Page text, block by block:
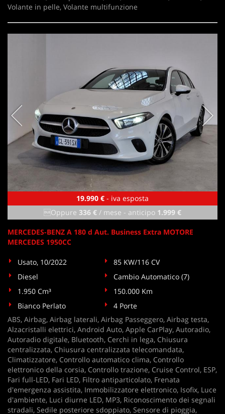
Volante in pelle, Volante multifunzione
19.990 € - iva esposta
Oppure 336 € / mese - anticipo 1.999 €
MERCEDES-BENZ A 180 d Aut. Business Extra MOTORE
MERCEDES 1950CC
Usato, 10/2022
85 KW/116 CV
Diesel
Cambio Automatico (7)
1.950 Cm³
150.000 Km
Bianco Perlato
4 Porte
ABS, Airbag, Airbag laterali, Airbag Passeggero, Airbag testa,
Alzacristalli elettrici, Android Auto, Apple CarPlay, Autoradio,
Autoradio digitale, Bluetooth, Cerchi in lega, Chiusura
centralizzata, Chiusura centralizzata telecomandata,
Climatizzatore, Controllo automatico clima, Controllo
elettronico della corsia, Controllo trazione, Cruise Control, ESP,
Fari full-LED, Fari LED, Filtro antiparticolato, Frenata
d'emergenza assistita, Immobilizzatore elettronico, Isofix, Luce
d'ambiente, Luci diurne LED, MP3, Riconoscimento dei segnali
stradali, Sedile posteriore sdoppiato, Sensore di pioggia,